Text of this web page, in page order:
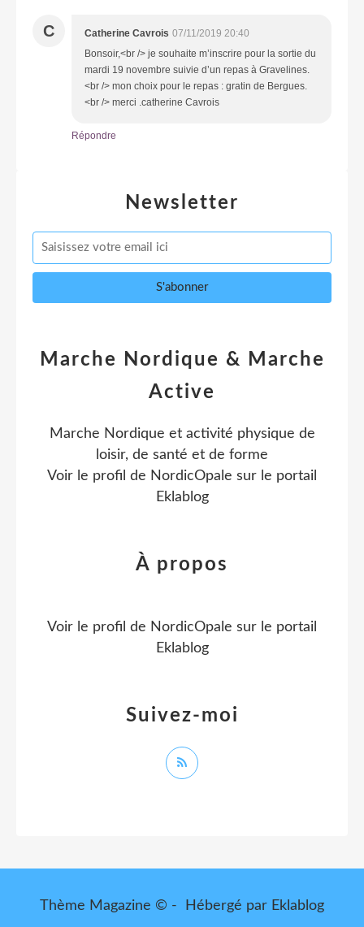
C Catherine Cavrois 07/11/2019 20:40
Bonsoir,<br /> je souhaite m’inscrire pour la sortie du
mardi 19 novembre suivie d’un repas à Gravelines.
<br /> mon choix pour le repas : gratin de Bergues.
<br /> merci .catherine Cavrois
Répondre
Newsletter
Marche Nordique & Marche
Active
Marche Nordique et activité physique de
loisir, de santé et de forme
Voir le profil de NordicOpale sur le portail
Eklablog
Suivez-moi
À propos
Voir le profil de NordicOpale sur le portail
Eklablog
Thème Magazine © - Hébergé par Eklablog